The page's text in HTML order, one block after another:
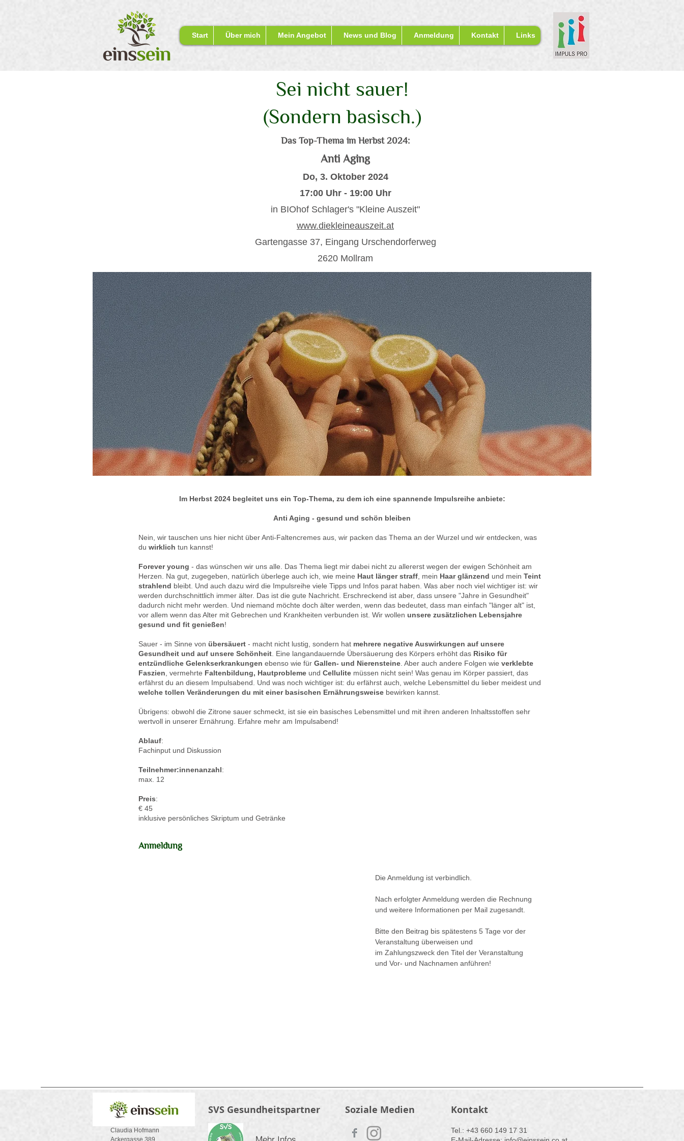
Start Über mich Mein Angebot News und Blog Anmeldung Kontakt Links
Sei nicht sauer!
(Sondern basisch.)
Das Top-Thema im Herbst 2024:
Anti Aging
Do, 3. Oktober 2024
17:00 Uhr - 19:00 Uhr
in BIOhof Schlager's "Kleine Auszeit"
www.diekleineauszeit.at
Gartengasse 37, Eingang Urschendorferweg
2620 Mollram
Im Herbst 2024 begleitet uns ein Top-Thema, zu dem ich eine spannende Impulsreihe anbiete:
Anti Aging - gesund und schön bleiben
Nein, wir tauschen uns hier nicht über Anti-Faltencremes aus, wir packen das Thema an der Wurzel und wir entdecken, was
du wirklich tun kannst!
Forever young - das wünschen wir uns alle. Das Thema liegt mir dabei nicht zu allererst wegen der ewigen Schönheit am
Herzen. Na gut, zugegeben, natürlich überlege auch ich, wie meine Haut länger straff , mein Haar glänzend und mein Teint
strahlend bleibt. Und auch dazu wird die Impulsreihe viele Tipps und Infos parat haben. Was aber noch viel wichtiger ist: wir
werden durchschnittlich immer älter. Das ist die gute Nachricht. Erschreckend ist aber, dass unsere "Jahre in Gesundheit"
dadurch nicht mehr werden. Und niemand möchte doch älter werden, wenn das bedeutet, dass man einfach "länger alt" ist,
vor allem wenn das Alter mit Gebrechen und Krankheiten verbunden ist. Wir wollen unsere zusätzlichen Lebensjahre
gesund und fit genießen!
Sauer - im Sinne von übersäuert - macht nicht lustig, sondern hat mehrere negative Auswirkungen auf unsere
Gesundheit und auf unsere Schönheit . Eine langandauernde Übersäuerung des Körpers erhöht das Risiko für
entzündliche Gelenkserkrankungen ebenso wie für Gallen- und Nierensteine . Aber auch andere Folgen wie verklebte
Faszien , vermehrte Faltenbildung, Hautprobleme und Cellulite müssen nicht sein! Was genau im Körper passiert, das
erfährst du an diesem Impulsabend. Und was noch wichtiger ist: du erfährst auch, welche Lebensmittel du lieber meidest und
welche tollen Veränderungen du mit einer basischen Ernährungsweise bewirken kannst.
Übrigens: obwohl die Zitrone sauer schmeckt, ist sie ein basisches Lebensmittel und mit ihren anderen Inhaltsstoffen sehr
wertvoll in unserer Ernährung. Erfahre mehr am Impulsabend!
Ablauf:
Fachinput und Diskussion
Teilnehmer:innenanzahl:
max. 12
Preis:
€ 45
inklusive persönliches Skriptum und Getränke
Anmeldung
Die Anmeldung ist verbindlich.
Nach erfolgter Anmeldung werden die Rechnung
und weitere Informationen per Mail zugesandt.
Bitte den Beitrag bis spätestens 5 Tage vor der
Veranstaltung überweisen und
im Zahlungszweck den Titel der Veranstaltung
und Vor- und Nachnamen anführen!
Claudia Hofmann
Ackergasse 389
SVS Gesundheitspartner Soziale Medien Kontakt
​Tel.: ​+43 660 149 17 31